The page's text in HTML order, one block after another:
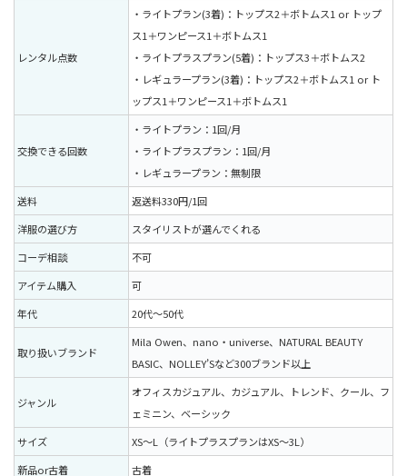
レンタル点数
・ライトプラン(3着)：トップス2＋ボトムス1 or トップ
ス1＋ワンピース1＋ボトムス1
・ライトプラスプラン(5着)：トップス3＋ボトムス2
・レギュラープラン(3着)：トップス2＋ボトムス1 or ト
ップス1＋ワンピース1＋ボトムス1
交換できる回数
・ライトプラン：1回/月
・ライトプラスプラン：1回/月
・レギュラープラン：無制限
送料
返送料330円/1回
洋服の選び方
スタイリストが選んでくれる
コーデ相談
不可
アイテム購入
可
年代
20代〜50代
取り扱いブランド
Mila Owen、nano・universe、NATURAL BEAUTY
BASIC、NOLLEY’Sなど300ブランド以上
ジャンル
オフィスカジュアル、カジュアル、トレンド、クール、フ
ェミニン、ベーシック
サイズ
XS〜L（ライトプラスプランはXS〜3L）
新品or古着
古着